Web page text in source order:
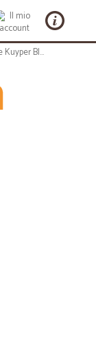
De Kuyper Blue curaçao 70 cl.